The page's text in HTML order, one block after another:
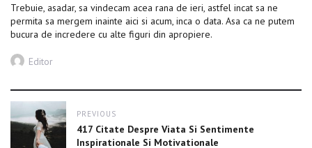
Trebuie, asadar, sa vindecam acea rana de ieri, astfel incat sa ne
permita sa mergem inainte aici si acum, inca o data. Asa ca ne putem
bucura de incredere cu alte figuri din apropiere.
Author
Editor
Post
navigation
PREVIOUS
Previous
post:
417 Citate Despre Viata Si Sentimente
Inspirationale Si Motivationale